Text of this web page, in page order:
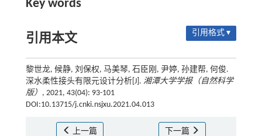
Key words
引用本文 引用格式 ▾
黎世龙, 候静, 刘保权, 马美琴, 石臣刚, 尹婷, 孙建帮, 何俊.
深水柔性接头有限元设计分析[J]. 湘潭大学学报（自然科学
版） , 2021, 43(04): 93-101
DOI:10.13715/j.cnki.nsjxu.2021.04.013
上一篇 下一篇